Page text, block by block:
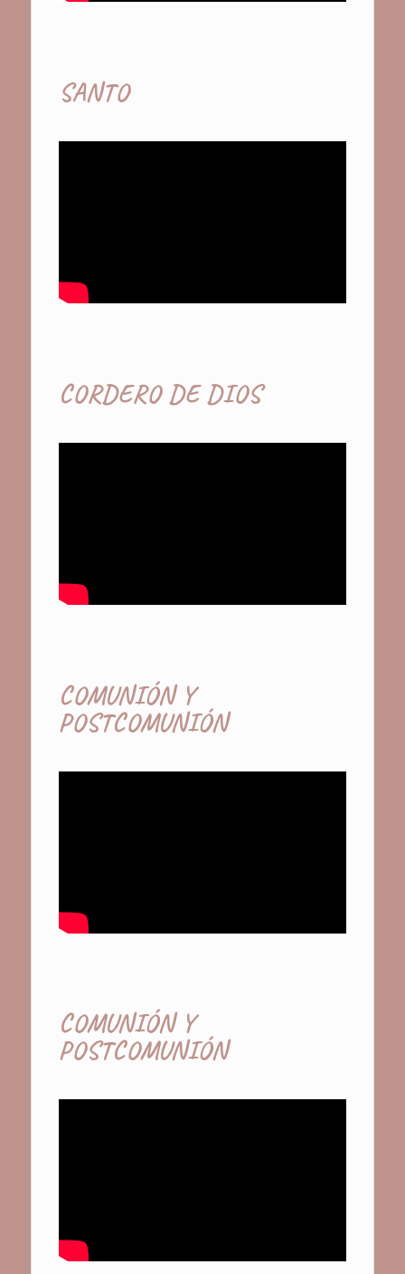
SANTO
CORDERO DE DIOS
COMUNIÓN Y
POSTCOMUNIÓN
COMUNIÓN Y
POSTCOMUNIÓN